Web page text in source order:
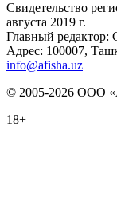
Свидетельство
августа 2019 г.
Главный редактор:
Адрес: 100007,
info@afisha.uz
© 2005-2026 ООО
18+